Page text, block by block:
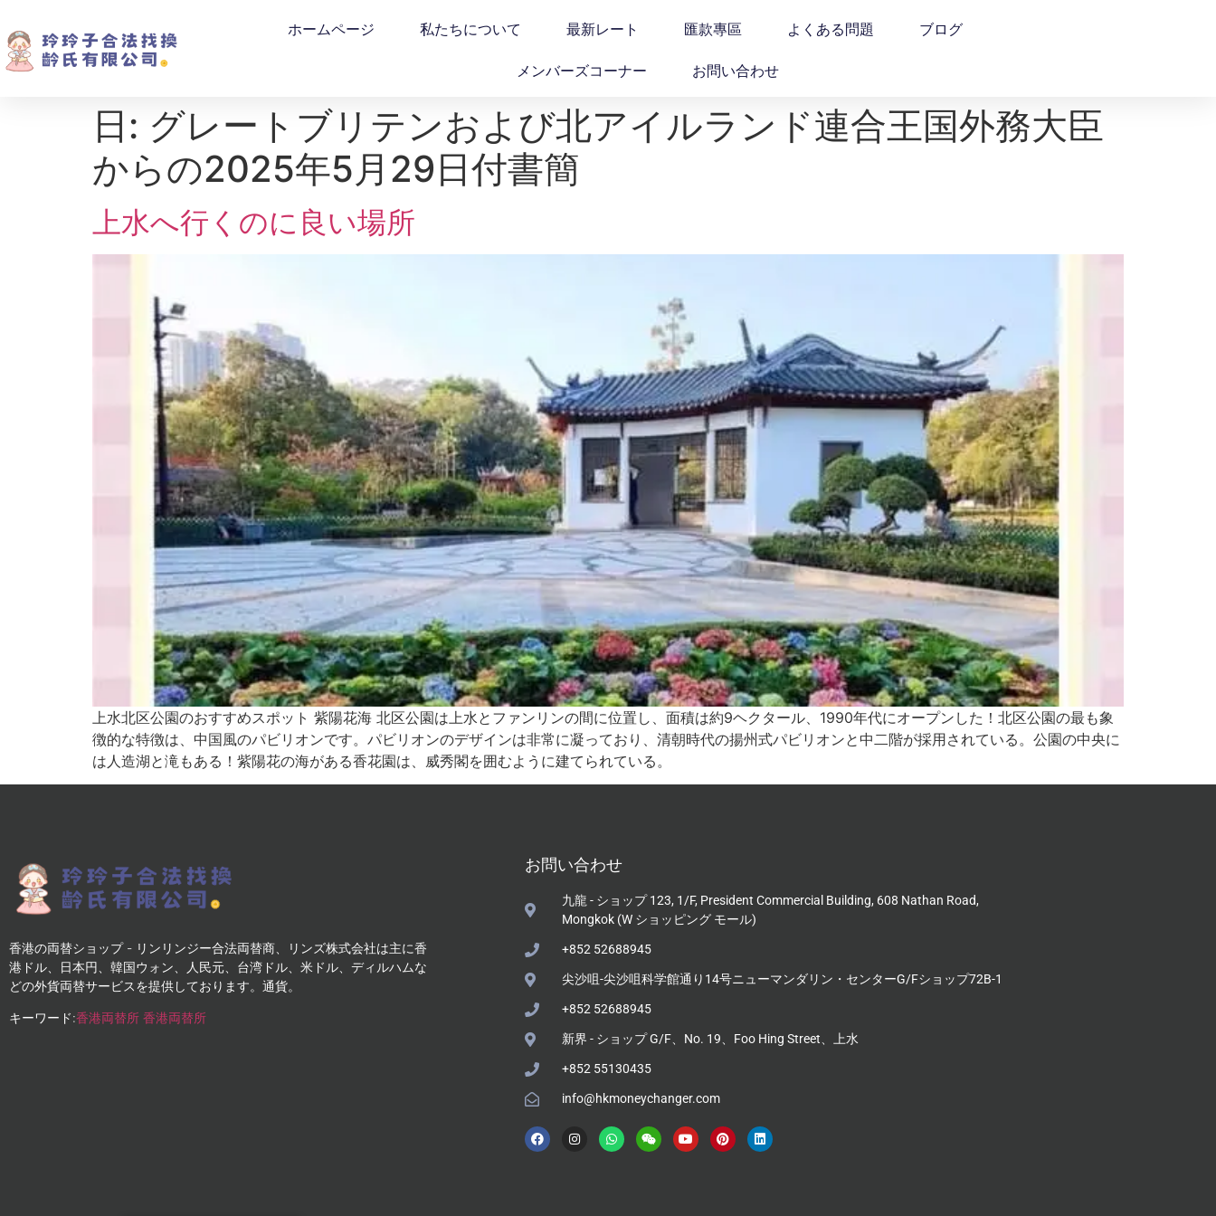
ホームページ 私たちについて 最新レート 匯款專區 よくある問題 ブログ
メンバーズコーナー お問い合わせ
日: グレートブリテンおよび北アイルランド連合王国外務大臣
からの2025年5月29日付書簡
上水へ行くのに良い場所
上水北区公園のおすすめスポット 紫陽花海 北区公園は上水とファンリンの間に位置し、面積は約9ヘクタール、1990年代にオープンした！北区公園の最も象
徴的な特徴は、中国風のパビリオンです。パビリオンのデザインは非常に凝っており、清朝時代の揚州式パビリオンと中二階が採用されている。公園の中央に
は人造湖と滝もある！紫陽花の海がある香花園は、威秀閣を囲むように建てられている。
香港の両替ショップ - リンリンジー合法両替商、リンズ株式会社は主に香
港ドル、日本円、韓国ウォン、人民元、台湾ドル、米ドル、ディルハムな
どの外貨両替サービスを提供しております。通貨。
キーワード:香港両替所 香港両替所
お問い合わせ
九龍 - ショップ 123, 1/F, President Commercial Building, 608 Nathan Road,
Mongkok (W ショッピング モール)
+852 52688945
尖沙咀-尖沙咀科学館通り14号ニューマンダリン・センターG/Fショップ72B-1
+852 52688945
新界 - ショップ G/F、No. 19、Foo Hing Street、上水
+852 55130435
info@hkmoneychanger.com